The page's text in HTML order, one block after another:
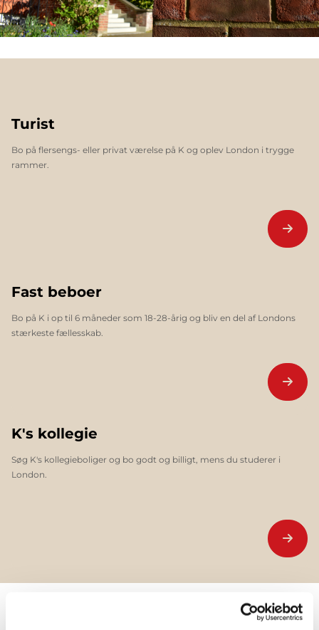
Turist
Bo på flersengs- eller privat værelse på K og oplev London i trygge
rammer.
Fast beboer
Bo på K i op til 6 måneder som 18-28-årig og bliv en del af Londons
stærkeste fællesskab.
K's kollegie
Søg K's kollegieboliger og bo godt og billigt, mens du studerer i
London.